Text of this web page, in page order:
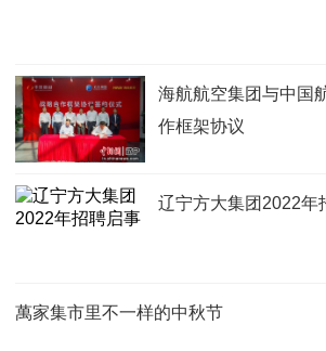
海航航空集团与中国
作框架协议
辽宁方大集团2022年
萬家集市里不一样的中秋节